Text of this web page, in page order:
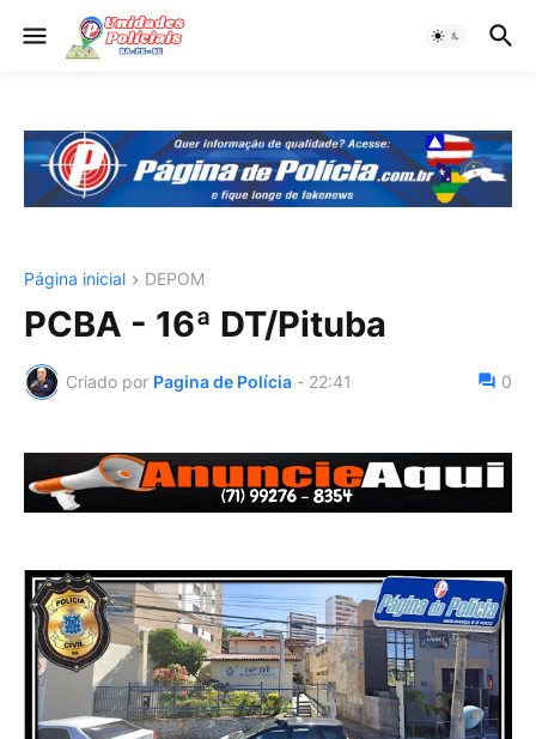
Página inicial DEPOM
PCBA - 16ª DT/Pituba
Criado por Pagina de Polícia - 22:41 0